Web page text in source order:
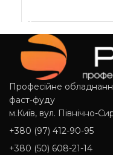
Професійне
фаст-фуду
м.Київ, вул. Північно-
+380 (97) 412-90-95
+380 (50) 608-21-14